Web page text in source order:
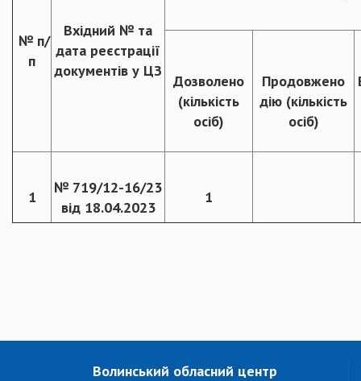
№ п/
п
Вхідний № та
дата реєстрації
документів у ЦЗ
Дозволено
(кількість
осіб)
Продовжено
дію (кількість
осіб)
1
№ 719/12-16/23
від 18.04.2023
1
Волинський обласний центр